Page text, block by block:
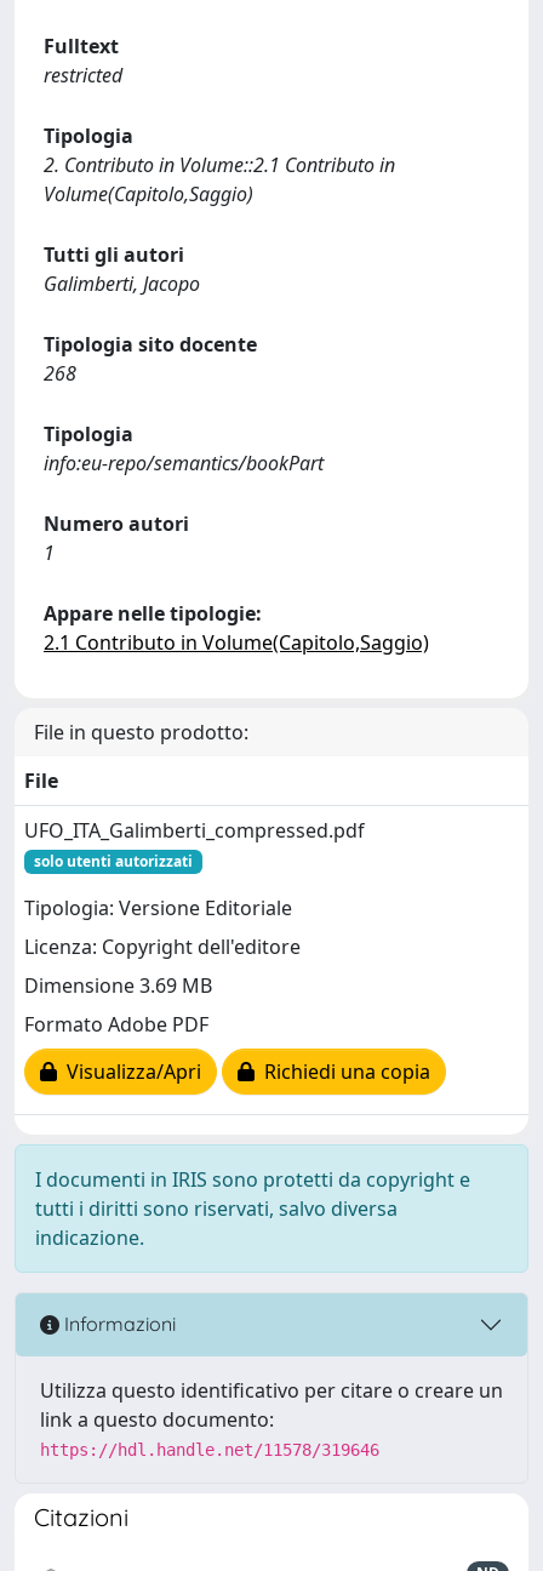
Fulltext
restricted
Tipologia
2. Contributo in Volume::2.1 Contributo in
Volume(Capitolo,Saggio)
Tutti gli autori
Galimberti, Jacopo
Tipologia sito docente
268
Tipologia
info:eu-repo/semantics/bookPart
Numero autori
1
Appare nelle tipologie:
2.1 Contributo in Volume(Capitolo,Saggio)
File in questo prodotto:
File
UFO_ITA_Galimberti_compressed.pdf
solo utenti autorizzati
Tipologia: Versione Editoriale
Licenza: Copyright dell'editore
Dimensione 3.69 MB
Formato Adobe PDF
Visualizza/Apri
Richiedi una copia
I documenti in IRIS sono protetti da copyright e
tutti i diritti sono riservati, salvo diversa
indicazione.
Informazioni
Utilizza questo identificativo per citare o creare un
link a questo documento:
https://hdl.handle.net/11578/319646
Citazioni